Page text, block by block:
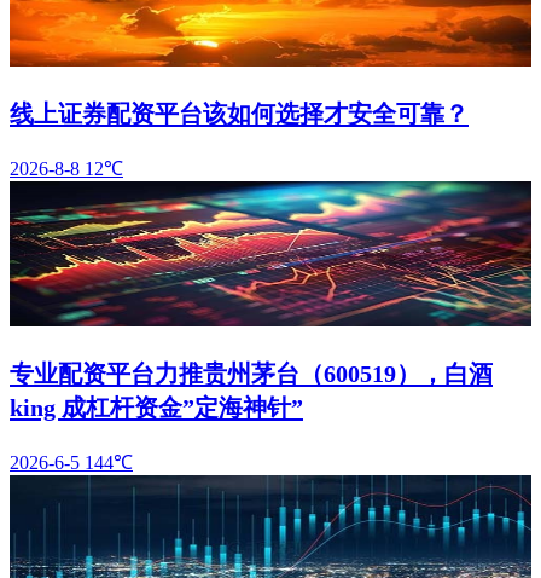
线上证券配资平台该如何选择才安全可靠？
2026-8-8 12℃
专业配资平台力推贵州茅台（600519），白酒
king 成杠杆资金”定海神针”
2026-6-5 144℃